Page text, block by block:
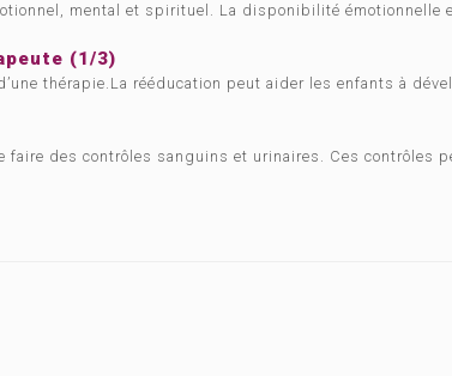
mental et spirituel. La disponibilité émotionnelle
(1/3)
thérapie.La rééducation peut aider les enfants à
des contrôles sanguins et urinaires. Ces contrôles